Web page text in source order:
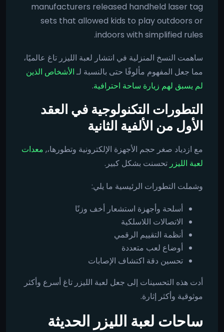
manufacturers released handheld laser tag
sets that allowed kids to play outdoors or
indoors with simplified rules.
ساهمت النسخ المنزلية في انتشار لعبة الليزر تاغ عالميًا،
مما جعل المفهوم مألوفًا حتى بالنسبة لـ الأشخاص الذين
لم يسبق لهم زيارة ساحة احترافية.
التطورات التكنولوجية في العقد
الأول من الألفية الثانية
مع ازدياد صغر حجم الأجهزة الإلكترونية وتطورها،, معدات
لعبة الليزر تحسنت بشكل كبير.
وشملت التطورات الرئيسية ما يلي:
أسلحة وأجهزة استشعار أخف وزنًا
الاتصالات اللاسلكية
أنظمة التقييم الرقمي
أوضاع لعب متعددة
تحسين دقة اكتشاف الإصابات
أدت هذه التحسينات إلى جعل لعبة الليزر تاغ أسرع وأكثر
موثوقية وأكثر إثارة.
ساحات لعبة الليزر الحديثة